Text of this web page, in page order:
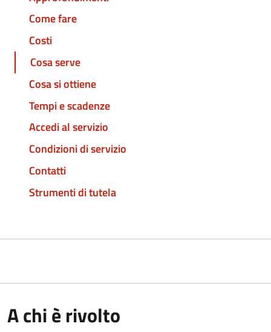
Come fare
Costi
Cosa serve
Cosa si ottiene
Tempi e scadenze
Accedi al servizio
Condizioni di servizio
Contatti
Strumenti di tutela
A chi è rivolto